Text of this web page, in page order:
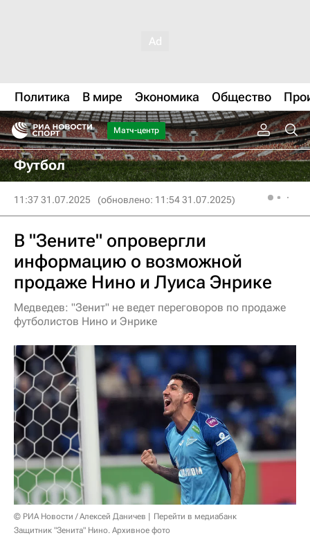
Политика В мире Экономика Общество
Матч-центр
Футбол
11:37 31.07.2025 (обновлено: 11:54 31.07.2025)
В "Зените" опровергли
информацию о возможной
продаже Нино и Луиса Энрике
Медведев: "Зенит" не ведет переговоров по продаже
футболистов Нино и Энрике
© РИА Новости / Алексей Даничев
Перейти в медиабанк
Защитник "Зенита" Нино. Архивное фото